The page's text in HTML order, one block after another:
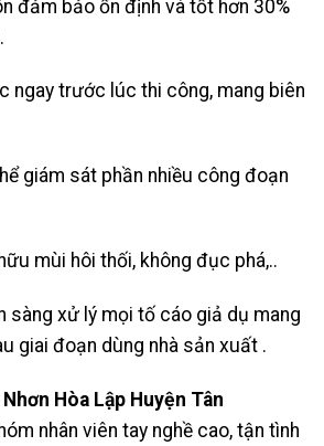
đảm bảo ổn định và tốt hơn 30%
ngay trước lúc thi công, mang biên
giám sát phần nhiều công đoạn
mùi hôi thối, không đục phá,..
sàng xử lý mọi tố cáo giả dụ mang
giai đoạn dùng nhà sản xuất .
Hòa Lập Huyện Tân
nhân viên tay nghề cao, tận tình